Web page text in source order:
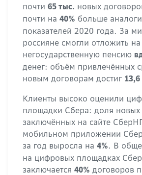
почти 65 тыс. новых
почти на 40% больше
показателей 2020 года. За
россияне смогли отложить на
негосударственную пенсию
денег: объём привлечённых
новым договорам достиг
Клиенты высоко оценили
площадки Сбера: доля новых
заключённых на сайте
мобильном приложении
за год выросла на 4%. В
на цифровых площадках
заключается 40% договоров